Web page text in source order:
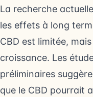
La recherche
les effets à long
CBD est limitée,
croissance. Les
préliminaires
que le CBD pourrait